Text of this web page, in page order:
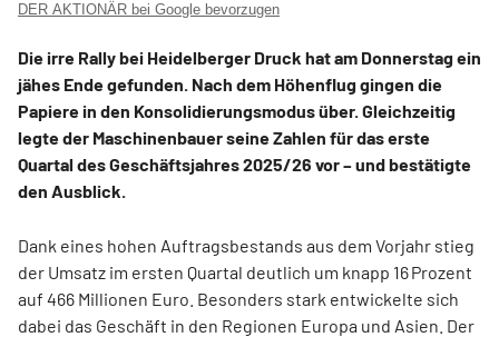
DER AKTIONÄR bei Google bevorzugen
Die irre Rally bei Heidelberger Druck hat am Donnerstag ein
jähes Ende gefunden. Nach dem Höhenflug gingen die
Papiere in den Konsolidierungsmodus über. Gleichzeitig
legte der Maschinenbauer seine Zahlen für das erste
Quartal des Geschäftsjahres 2025/26 vor – und bestätigte
den Ausblick.
Dank eines hohen Auftragsbestands aus dem Vorjahr stieg
der Umsatz im ersten Quartal deutlich um knapp 16 Prozent
auf 466 Millionen Euro. Besonders stark entwickelte sich
dabei das Geschäft in den Regionen Europa und Asien. Der